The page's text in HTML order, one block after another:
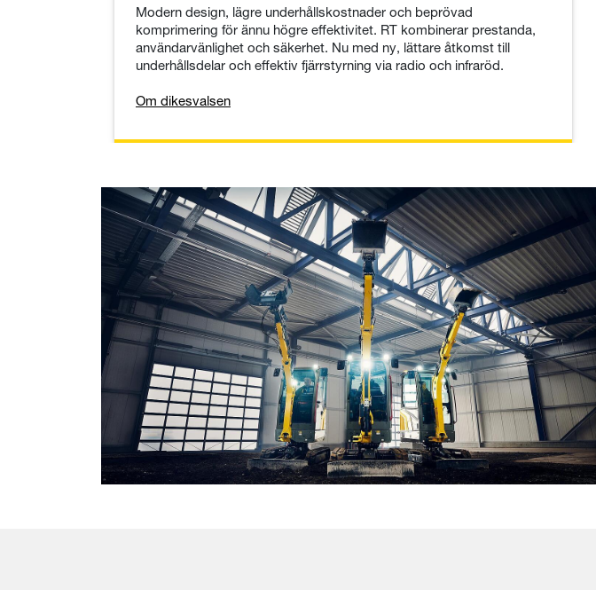
Modern design, lägre underhållskostnader och beprövad
komprimering för ännu högre effektivitet. RT kombinerar prestanda,
användarvänlighet och säkerhet. Nu med ny, lättare åtkomst till
underhållsdelar och effektiv fjärrstyrning via radio och infraröd.
Om dikesvalsen